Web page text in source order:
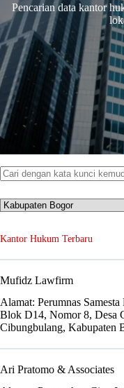
Pencarian data kantor
Kantor Hukum Terbaru
Mufidz Lawfirm
Alamat: Perumnas
Blok D14, Nomor 8, Desa
Cibungbulang, Kabupaten
Ari Pratomo & Associates